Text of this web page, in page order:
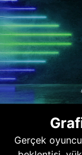
Gerçek